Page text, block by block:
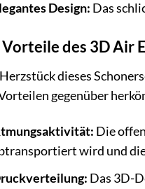
Design: Das
Vorteile des 3D Air
dieses
gegenüber
Die
wird und
Das 3D-